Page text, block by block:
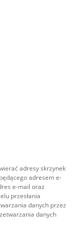
adresy skrzynek
adresem e-
e-mail oraz
przesłania
danych przez
danych